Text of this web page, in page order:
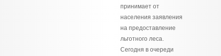
принимает от
населения заявления
на предоставление
льготного леса.
Сегодня в очереди